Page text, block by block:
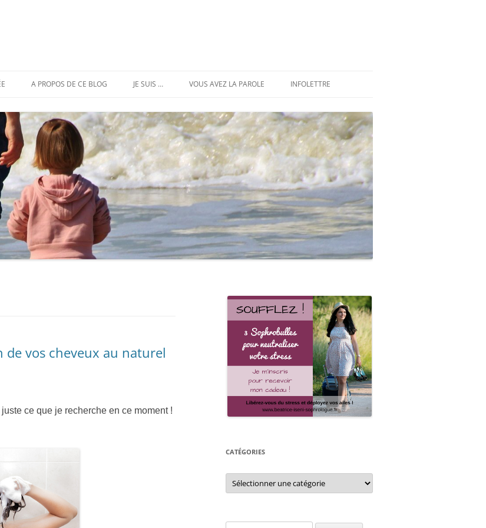
A PROPOS DE CE BLOG JE SUIS … VOUS AVEZ LA PAROLE INFOLETTRE
vos cheveux au naturel
ce que je recherche en ce moment !
CATÉGORIES
Catégories